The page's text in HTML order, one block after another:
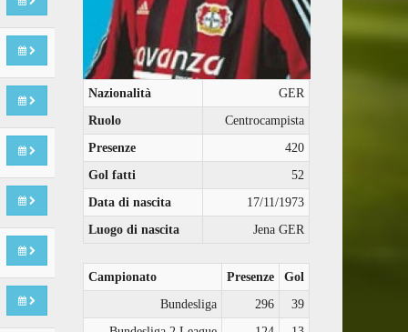
Nazionalità
GER
Ruolo
Centrocampista
Presenze
420
Gol fatti
52
Data di nascita
17/11/1973
Luogo di nascita
Jena GER
Campionato Presenze
Gol
Bundesliga
296
39